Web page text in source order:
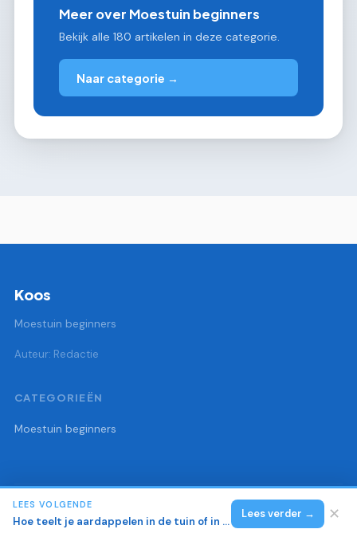
Meer over Moestuin beginners
Bekijk alle 180 artikelen in deze categorie.
Naar categorie →
Koos
Moestuin beginners
Auteur: Redactie
CATEGORIEËN
Moestuin beginners
© 2026 Koos Alle rechten voorbehouden.
LEES VOLGENDE
Hoe teelt je aardappelen in de tuin of in een zak
Lees verder → ✕